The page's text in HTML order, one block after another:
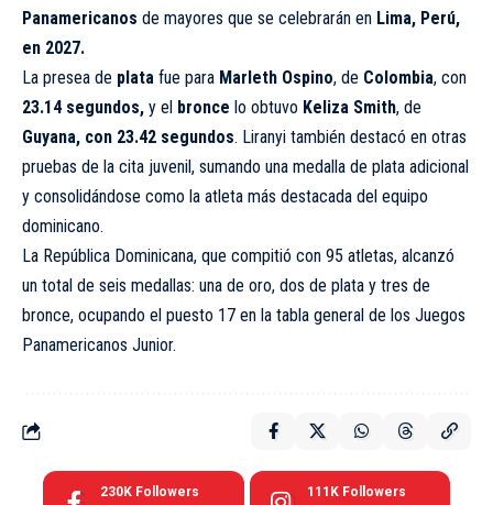
Panamericanos de mayores que se celebrarán en Lima, Perú,
en 2027.
La presea de plata fue para Marleth Ospino, de Colombia, con
23.14 segundos, y el bronce lo obtuvo Keliza Smith, de
Guyana, con 23.42 segundos. Liranyi también destacó en otras
pruebas de la cita juvenil, sumando una medalla de plata adicional
y consolidándose como la atleta más destacada del equipo
dominicano.
La República Dominicana, que compitió con 95 atletas, alcanzó
un total de seis medallas: una de oro, dos de plata y tres de
bronce, ocupando el puesto 17 en la tabla general de los Juegos
Panamericanos Junior.
230K Followers 111K Followers